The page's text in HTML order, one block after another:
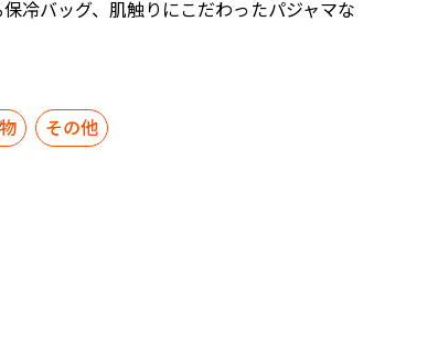
冷バッグ、肌触りにこだわったパジャマな
その他